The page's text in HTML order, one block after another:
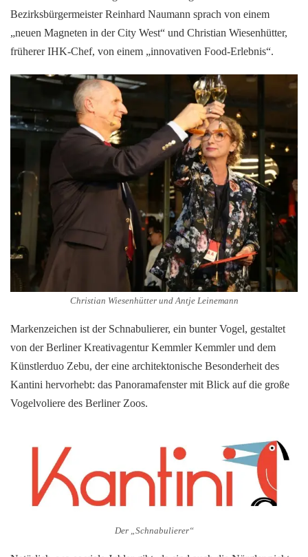
Bezirksbürgermeister Reinhard Naumann sprach von einem
„neuen Magneten in der City West“ und Christian Wiesenhütter,
früherer IHK-Chef, von einem „innovativen Food-Erlebnis“.
Christian Wiesenhütter und Antje Leinemann
Markenzeichen ist der Schnabulierer, ein bunter Vogel, gestaltet
von der Berliner Kreativagentur Kemmler Kemmler und dem
Künstlerduo Zebu, der eine architektonische Besonderheit des
Kantini hervorhebt: das Panoramafenster mit Blick auf die große
Vogelvoliere des Berliner Zoos.
Der „Schnabulierer“